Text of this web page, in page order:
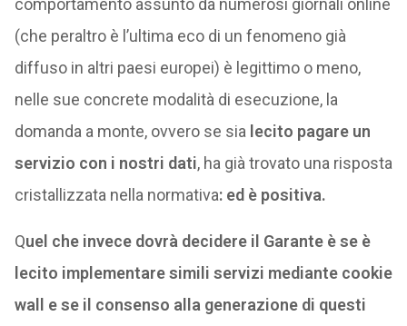
comportamento assunto da numerosi giornali online
(che peraltro è l’ultima eco di un fenomeno già
diffuso in altri paesi europei) è legittimo o meno,
nelle sue concrete modalità di esecuzione, la
domanda a monte, ovvero se sia lecito pagare un
servizio con i nostri dati, ha già trovato una risposta
cristallizzata nella normativa: ed è positiva.
Quel che invece dovrà decidere il Garante è se è
lecito implementare simili servizi mediante cookie
wall e se il consenso alla generazione di questi